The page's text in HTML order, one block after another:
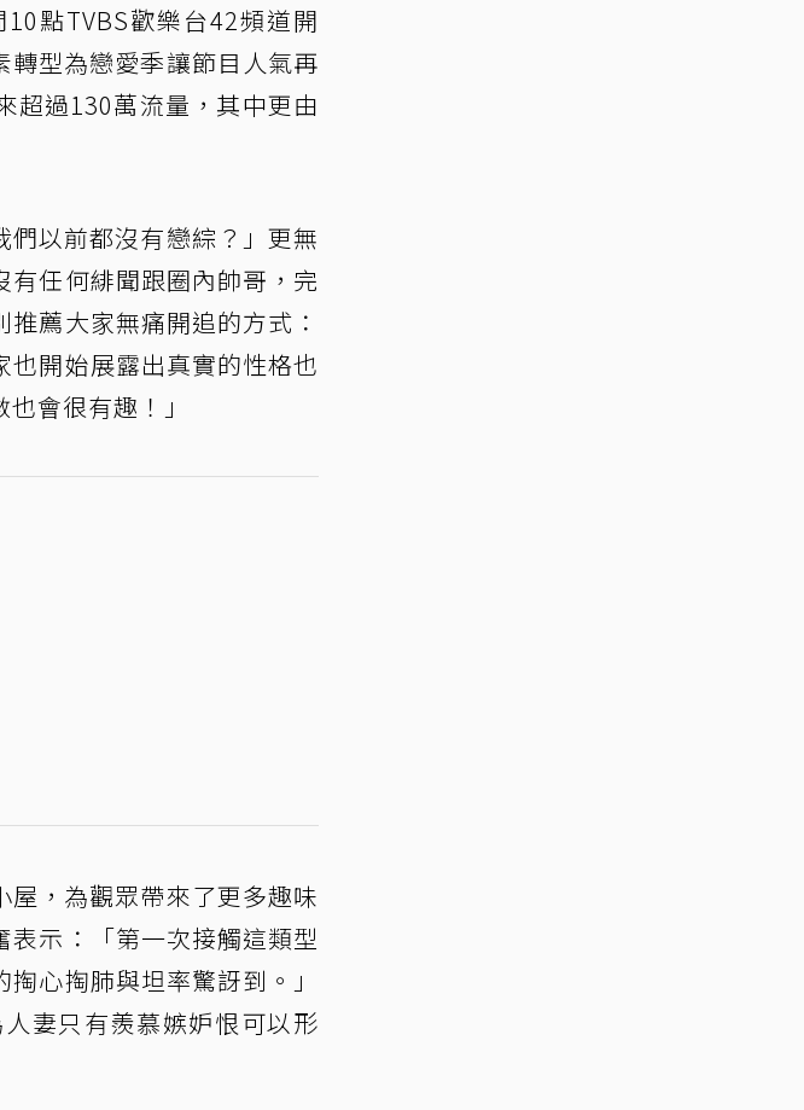
點TVBS歡樂台42頻道開
轉型為戀愛季讓節目人氣再
超過130萬流量，其中更由
以前都沒有戀綜？」更無
任何緋聞跟圈內帥哥，完
推薦大家無痛開追的方式：
也開始展露出真實的性格也
會很有趣！」
，為觀眾帶來了更多趣味
示：「第一次接觸這類型
心掏肺與坦率驚訝到。」
妻只有羨慕嫉妒恨可以形